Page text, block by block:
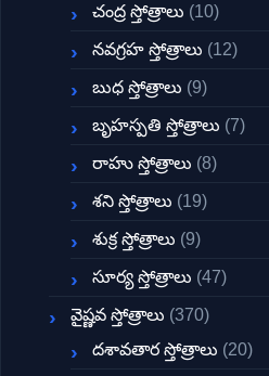
చంద్ర స్తోత్రాలు (10)
నవగ్రహ స్తోత్రాలు (12)
బుధ స్తోత్రాలు (9)
బృహస్పతి స్తోత్రాలు (7)
రాహు స్తోత్రాలు (8)
శని స్తోత్రాలు (19)
శుక్ర స్తోత్రాలు (9)
సూర్య స్తోత్రాలు (47)
వైష్ణవ స్తోత్రాలు (370)
దశావతార స్తోత్రాలు (20)